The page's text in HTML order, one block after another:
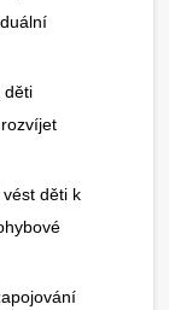
děti
děti k